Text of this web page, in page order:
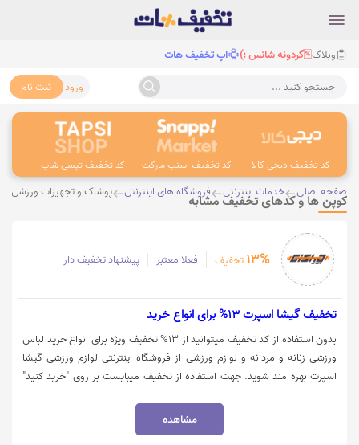
وبلاگ گردونه شانس :) اپ تخفیف هات
جستجو کنید ... ورود ثبت نام
کد تخفیف دیجی کالا کد تخفیف اسنپ مارکت کد تخفیف تپسی شاپ
صفحه اصلی خدمات اینترنتی فروشگاه های اینترنتی پوشاک و تجهیزات ورزشی
کوپن ها و کدهای تخفیف مشابه
13% تخفیف فعلا معتبر پیشنهاد تخفیف دار
تخفیف گیشا اسپرت 13% برای انواع خرید
بدون استفاده از کد تخفیف میتوانید از 13% تخفیف ویژه برای انواع خرید لباس
ورزشی زنانه و مردانه و لوازم ورزشی از فروشگاه اینترنتی لوازم ورزشی گیشا
اسپرت بهره مند شوید. جهت استفاده از تخفیف میبایست بر روی "خرید کنید"
مشاهده